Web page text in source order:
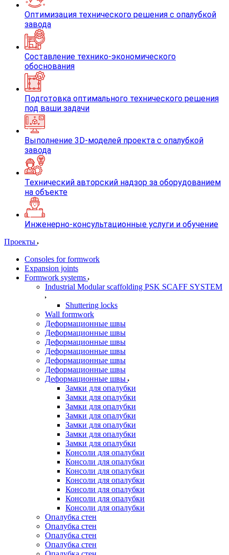
Оптимизация технического решения с опалубкой
завода
Составление технико-экономического
обоснования
Подготовка оптимального технического решения
под ваши задачи
Выполнение 3D-моделей проекта с опалубкой
завода
Технический авторский надзор за оборудованием
на объекте
Инженерно-консультационные услуги и обучение
Проекты
Consoles for formwork
Expansion joints
Formwork systems
Industrial Modular scaffolding PSK SCAFF SYSTEM
Shuttering locks
Wall formwork
Деформационные швы
Деформационные швы
Деформационные швы
Деформационные швы
Деформационные швы
Деформационные швы
Деформационные швы
Замки для опалубки
Замки для опалубки
Замки для опалубки
Замки для опалубки
Замки для опалубки
Замки для опалубки
Замки для опалубки
Консоли для опалубки
Консоли для опалубки
Консоли для опалубки
Консоли для опалубки
Консоли для опалубки
Консоли для опалубки
Консоли для опалубки
Опалубка стен
Опалубка стен
Опалубка стен
Опалубка стен